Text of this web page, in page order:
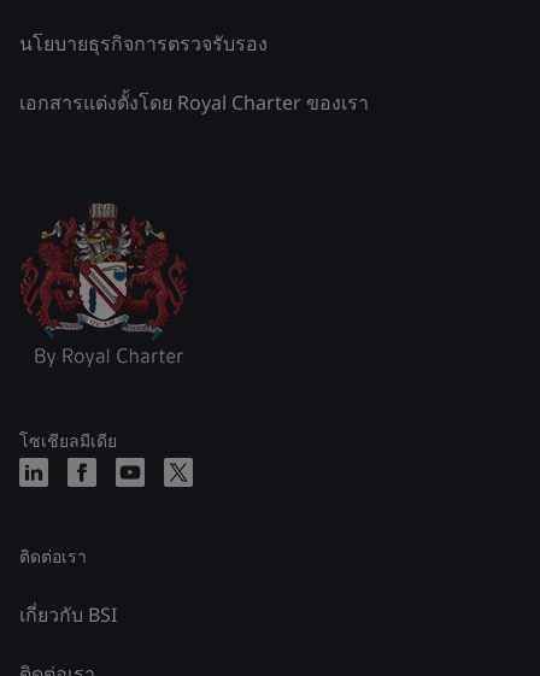
นโยบายธุรกิจการตรวจรับรอง
เอกสารแต่งตั้งโดย Royal Charter ของเรา
โซเชียลมีเดีย
ติดต่อเรา
เกี่ยวกับ BSI